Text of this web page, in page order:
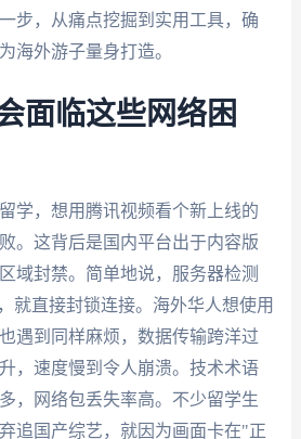
步，从痛点挖掘到实用工具，确
海外游子量身打造。
面临这些网络困
学，想用腾讯视频看个新上线的
。这背后是国内平台出于内容版
域封禁。简单地说，服务器检测
就直接封锁连接。海外华人想使用
遇到同样麻烦，数据传输跨洋过
，速度慢到令人崩溃。技术术语
，网络包丢失率高。不少留学生
追国产综艺，就因为画面卡在"正